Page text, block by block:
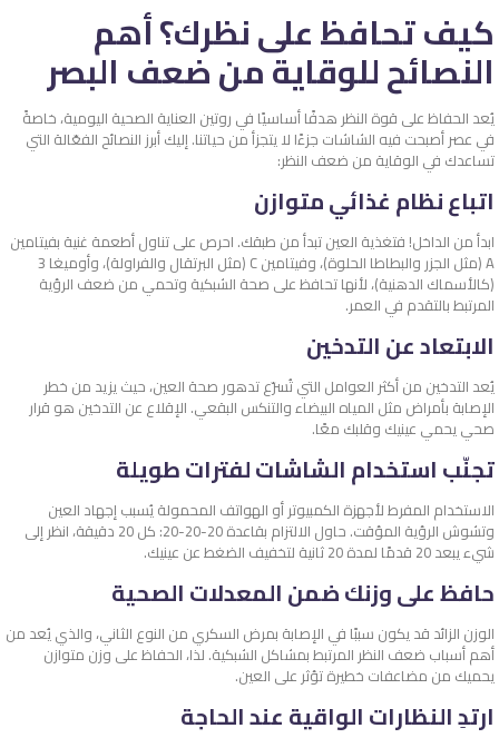
كيف تحافظ على نظرك؟ أهم
النصائح للوقاية من ضعف البصر
يُعد الحفاظ على قوة النظر هدفًا أساسيًا في روتين العناية الصحية اليومية، خاصةً
في عصر أصبحت فيه الشاشات جزءًا لا يتجزأ من حياتنا. إليك أبرز النصائح الفعّالة التي
تساعدك في الوقاية من ضعف النظر:
اتباع نظام غذائي متوازن
ابدأ من الداخل! فتغذية العين تبدأ من طبقك. احرص على تناول أطعمة غنية بفيتامين
A (مثل الجزر والبطاطا الحلوة)، وفيتامين C (مثل البرتقال والفراولة)، وأوميغا 3
(كالأسماك الدهنية)، لأنها تحافظ على صحة الشبكية وتحمي من ضعف الرؤية
المرتبط بالتقدم في العمر.
الابتعاد عن التدخين
يُعد التدخين من أكثر العوامل التي تُسرّع تدهور صحة العين، حيث يزيد من خطر
الإصابة بأمراض مثل المياه البيضاء والتنكس البقعي. الإقلاع عن التدخين هو قرار
صحي يحمي عينيك وقلبك معًا.
تجنّب استخدام الشاشات لفترات طويلة
الاستخدام المفرط لأجهزة الكمبيوتر أو الهواتف المحمولة يُسبب إجهاد العين
وتشوش الرؤية المؤقت. حاول الالتزام بقاعدة 20-20-20: كل 20 دقيقة، انظر إلى
شيء يبعد 20 قدمًا لمدة 20 ثانية لتخفيف الضغط عن عينيك.
حافظ على وزنك ضمن المعدلات الصحية
الوزن الزائد قد يكون سببًا في الإصابة بمرض السكري من النوع الثاني، والذي يُعد من
أهم أسباب ضعف النظر المرتبط بمشاكل الشبكية. لذا، الحفاظ على وزن متوازن
يحميك من مضاعفات خطيرة تؤثر على العين.
ارتدِ النظارات الواقية عند الحاجة